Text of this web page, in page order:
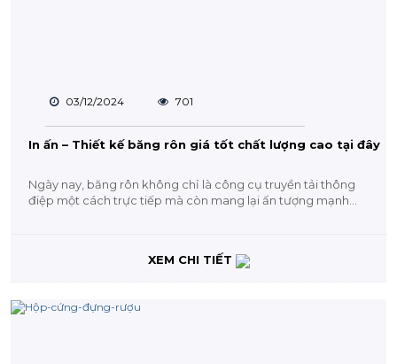
03/12/2024 701
In ấn – Thiết kế băng rôn giá tốt chất lượng cao tại đây
Ngày nay, băng rôn không chỉ là công cụ truyền tải thông
điệp một cách trực tiếp mà còn mang lại ấn tượng mạnh
XEM CHI TIẾT